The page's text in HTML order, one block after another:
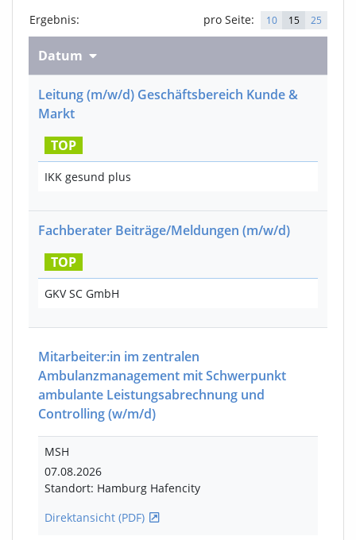
Ergebnis: pro Seite: 10 15 25
Datum
Leitung(m/w/d) Geschäftsbereich Kunde &
Markt
TOP
IKK gesund plus
Fachberater Beiträge/Meldungen (m/w/d)
TOP
GKV SC GmbH
Mitarbeiter:in im zentralen
Ambulanzmanagement mit Schwerpunkt
ambulante Leistungsabrechnung und
Controlling(w/m/d)
MSH
07.08.2026
Standort: Hamburg Hafencity
Direktansicht (PDF)